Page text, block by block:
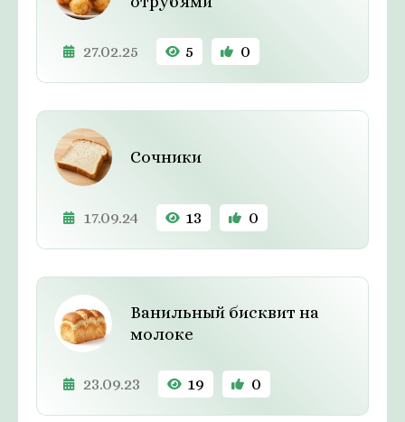
27.02.25 5 0
Сочники
17.09.24 13 0
Ванильный бисквит на
молоке
23.09.23 19 0